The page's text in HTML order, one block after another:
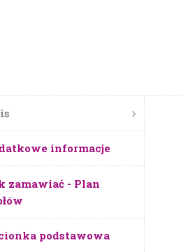
informacje
zamawiać - Plan
podstawowa